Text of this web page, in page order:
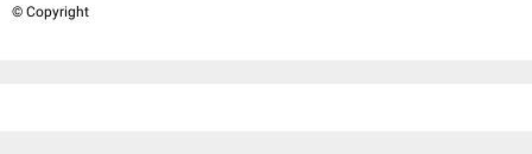
© Copyright